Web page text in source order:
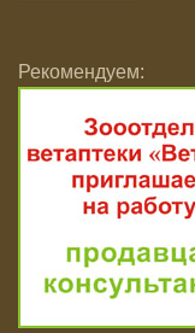
Рекомендуем: